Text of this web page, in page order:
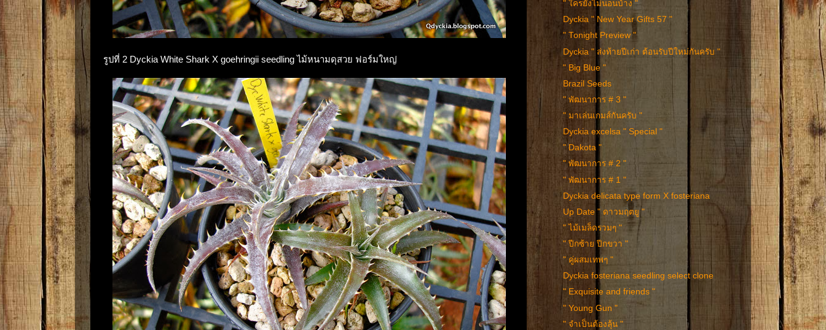
รูปที่ 2 Dyckia White Shark X goehringii seedling ไม้หนามดุสวย ฟอร์มใหญ่
" ใครยังไม่นอนบ้าง "
Dyckia " New Year Gifts 57 "
" Tonight Preview "
Dyckia " ส่งท้ายปีเก่า ต้อนรับปีใหม่กันครับ "
" Big Blue "
Brazil Seeds
" พัฒนาการ # 3 "
" มาเล่นเกมส์กันครับ "
Dyckia excelsa " Special "
" Dakota "
" พัฒนาการ # 2 "
" พัฒนาการ # 1 "
Dyckia delicata type form X fosteriana
Up Date " ดาวมฤตยู "
" ไม้เมล็ดรวมๆ "
" ปีกซ้าย ปีกขวา "
" คู่ผสมเทพๆ "
Dyckia fosteriana seedling select clone
" Exquisite and friends "
" Young Gun "
" จำเป็นต้องลุ้น "